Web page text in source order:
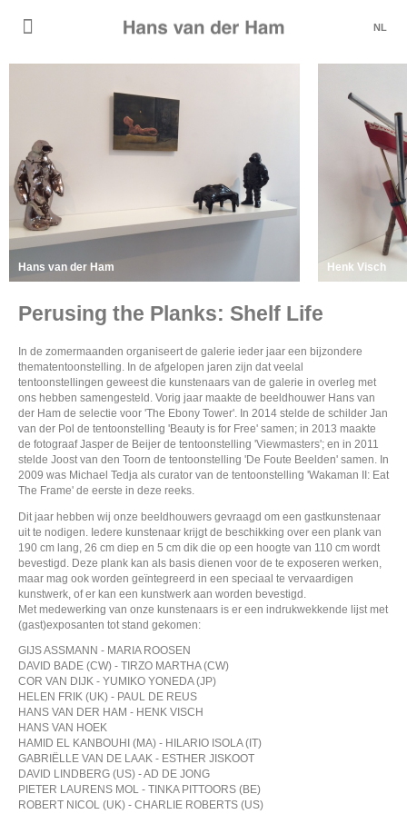
NL
Hans van der Ham Henk Visch
Perusing the Planks: Shelf Life
In de zomermaanden organiseert de galerie ieder jaar een bijzondere
thematentoonstelling. In de afgelopen jaren zijn dat veelal
tentoonstellingen geweest die kunstenaars van de galerie in overleg met
ons hebben samengesteld. Vorig jaar maakte de beeldhouwer Hans van
der Ham de selectie voor 'The Ebony Tower'. In 2014 stelde de schilder Jan
van der Pol de tentoonstelling 'Beauty is for Free' samen; in 2013 maakte
de fotograaf Jasper de Beijer de tentoonstelling 'Viewmasters'; en in 2011
stelde Joost van den Toorn de tentoonstelling 'De Foute Beelden' samen. In
2009 was Michael Tedja als curator van de tentoonstelling 'Wakaman II: Eat
The Frame' de eerste in deze reeks.
Dit jaar hebben wij onze beeldhouwers gevraagd om een gastkunstenaar
uit te nodigen. Iedere kunstenaar krijgt de beschikking over een plank van
190 cm lang, 26 cm diep en 5 cm dik die op een hoogte van 110 cm wordt
bevestigd. Deze plank kan als basis dienen voor de te exposeren werken,
maar mag ook worden geïntegreerd in een speciaal te vervaardigen
kunstwerk, of er kan een kunstwerk aan worden bevestigd.
Met medewerking van onze kunstenaars is er een indrukwekkende lijst met
(gast)exposanten tot stand gekomen:
GIJS ASSMANN - MARIA ROOSEN
DAVID BADE (CW) - TIRZO MARTHA (CW)
COR VAN DIJK - YUMIKO YONEDA (JP)
HELEN FRIK (UK) - PAUL DE REUS
HANS VAN DER HAM - HENK VISCH
HANS VAN HOEK
HAMID EL KANBOUHI (MA) - HILARIO ISOLA (IT)
GABRIËLLE VAN DE LAAK - ESTHER JISKOOT
DAVID LINDBERG (US) - AD DE JONG
PIETER LAURENS MOL - TINKA PITTOORS (BE)
ROBERT NICOL (UK) - CHARLIE ROBERTS (US)